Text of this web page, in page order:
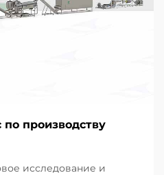
производству
исследование и